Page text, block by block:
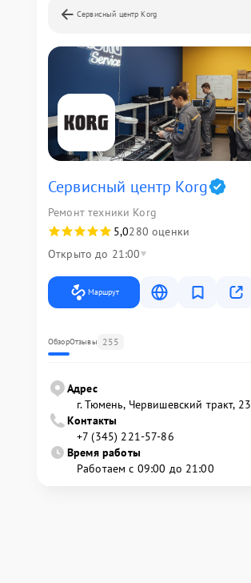
Сервисный центр Korg
Сервисный центр Korg
Ремонт техники Korg
5,0280 оценки
Открыто до 21:00
Маршрут
ОбзорОтзывы 255
Адрес
г. Тюмень, ​Червишевский тракт, 23
Контакты
+7 (345) 221-57-86
Время работы
Работаем с 09:00 до 21:00